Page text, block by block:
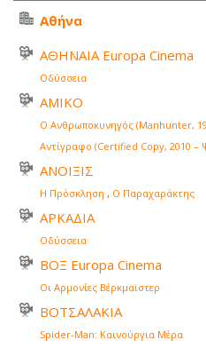
Αθήνα
ΑΘΗΝΑΙΑ Europa Cinema
Οδύσσεια
ΑΜΙΚΟ
Ο Ανθρωποκυνηγός (Manhunter,
Αντίγραφο (Certified Copy, 2010 –
ΑΝΟΙΞΙΣ
Η Πρόσκληση , Ο Παραχαράκτης
ΑΡΚΑΔΙΑ
Οδύσσεια
ΒΟΞ Europa Cinema
Οι Αρμονίες Βέρκμαϊστερ
ΒΟΤΣΑΛΑΚΙΑ
Spider-Man: Καινούργια Μέρα